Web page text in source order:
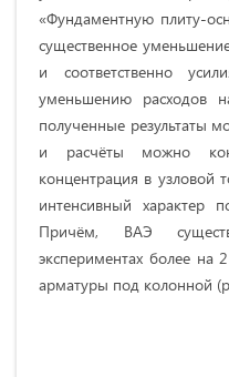
«Фундаментную плиту-
существенное
и соответственно
уменьшению расходов
полученные результаты
и расчёты можно
концентрация в узловой
интенсивный характер
Причём, ВАЭ
экспериментах более на
арматуры под колонной